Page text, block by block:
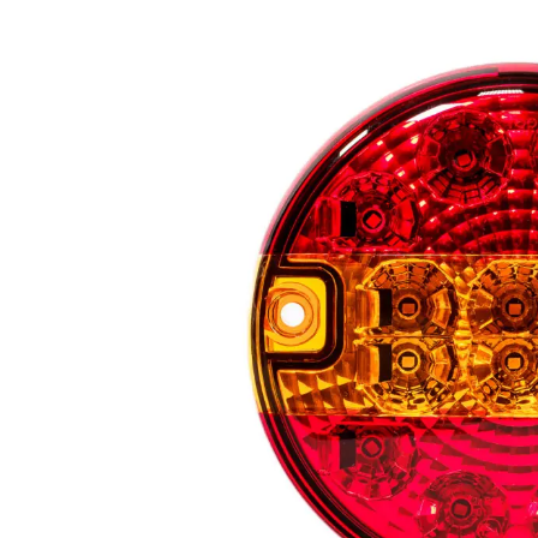
LED
LED
LED Hal,-
voordeelpakketten
Overige